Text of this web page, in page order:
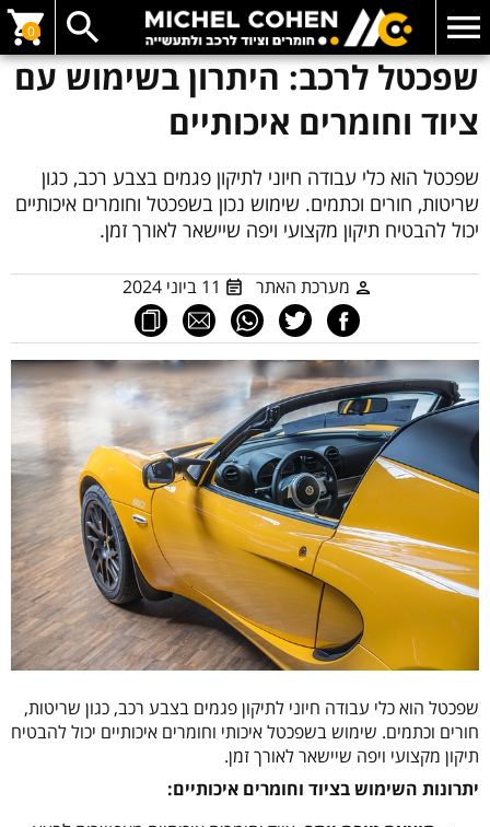
0
שפכטל לרכב: היתרון בשימוש עם
ציוד וחומרים איכותיים
שפכטל הוא כלי עבודה חיוני לתיקון פגמים בצבע רכב, כגון
שריטות, חורים וכתמים. שימוש נכון בשפכטל וחומרים איכותיים
יכול להבטיח תיקון מקצועי ויפה שיישאר לאורך זמן.
מערכת האתר 11 ביוני 2024
שפכטל הוא כלי עבודה חיוני לתיקון פגמים בצבע רכב, כגון שריטות,
חורים וכתמים. שימוש בשפכטל איכותי וחומרים איכותיים יכול להבטיח
תיקון מקצועי ויפה שיישאר לאורך זמן.
יתרונות השימוש בציוד וחומרים איכותיים: